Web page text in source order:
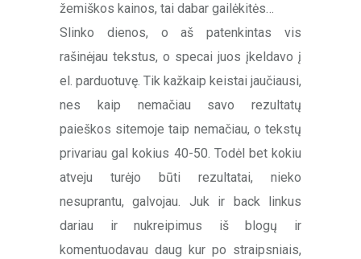
žemiškos kainos, tai dabar gailėkitės…
Slinko dienos, o aš patenkintas vis
rašinėjau tekstus, o specai juos įkeldavo į
el. parduotuvę. Tik kažkaip keistai jaučiausi,
nes kaip nemačiau savo rezultatų
paieškos sitemoje taip nemačiau, o tekstų
privariau gal kokius 40-50. Todėl bet kokiu
atveju turėjo būti rezultatai, nieko
nesuprantu, galvojau. Juk ir back linkus
dariau ir nukreipimus iš blogų ir
komentuodavau daug kur po straipsniais,